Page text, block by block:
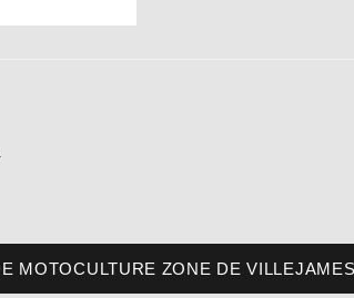
MOTOCULTURE ZONE DE